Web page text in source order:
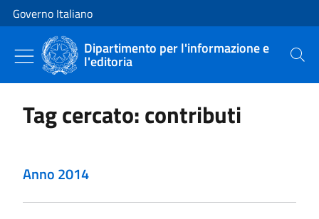
Vai al contenuto
Vai alla navigazione del sito
Governo Italiano
Dipartimento per l'informazione e
l'editoria Cerca
Tag cercato: contributi
Anno 2014